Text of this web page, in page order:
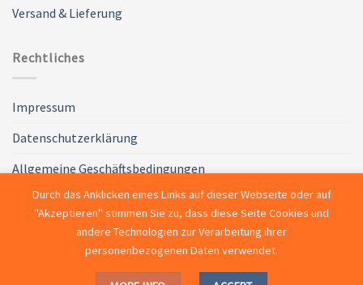
Versand & Lieferung
Rechtliches
Impressum
Datenschutzerklärung
Allgemeine Geschäftsbedingungen
Widerruf
Durch das Anklicken eines Links auf dieser Webseite oder auf
"Akzeptieren" stimmen Sie zu, dass diese Seite Cookies und
andere Technologien zur Verarbeitung ihrer
personenbezogenen Daten verwendet.